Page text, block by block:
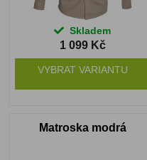
Skladem
1 099 Kč
VYBRAT VARIANTU
Matroska modrá